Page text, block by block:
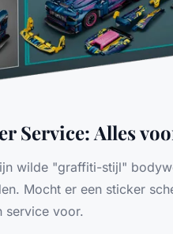
Service: Alles
wilde "graffiti-stijl"
Mocht er een sticker
service voor.